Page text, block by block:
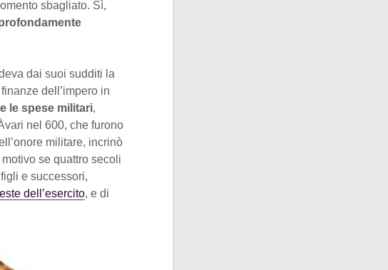
sbagliato. Sì,
dai suoi sudditi la
dell’impero in
le spese militari,
nel 600, che furono
militare, incrinò
se quattro secoli
e successori,
dell’esercito, e di